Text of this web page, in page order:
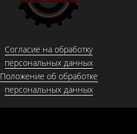
Согласие на обработку
персональных данных
Положение об обработке
персональных данных